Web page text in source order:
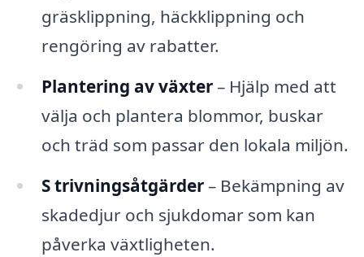
gräsklippning, häckklippning och
rengöring av rabatter.
Plantering av växter– Hjälp med att
välja och plantera blommor, buskar
och träd som passar den lokala miljön.
S trivningsåtgärder– Bekämpning av
skadedjur och sjukdomar som kan
påverka växtligheten.